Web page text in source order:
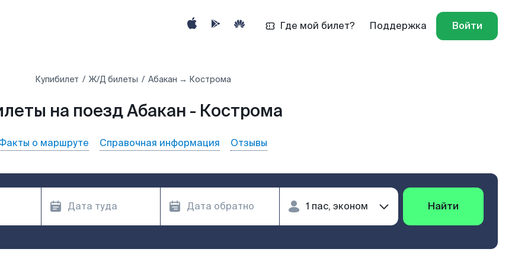
Где мой билет? Поддержка Войти
Купибилет Ж/Д билеты Абакан → Кострома
на поезд Абакан - Кострома
о маршруте Справочная информация Отзывы
Найти